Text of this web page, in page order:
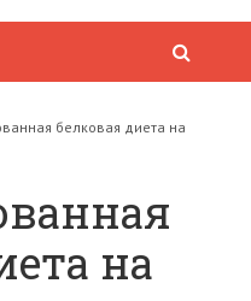
белковая диета на
на